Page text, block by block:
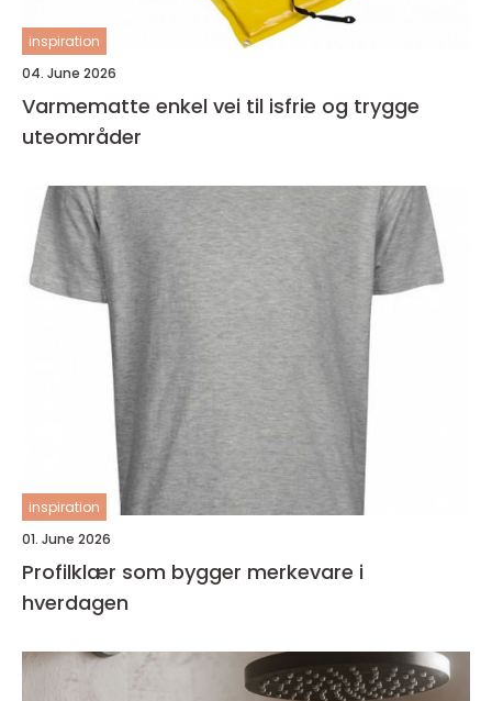
inspiration
04. June 2026
Varmematte enkel vei til isfrie og trygge
uteområder
inspiration
01. June 2026
Profilklær som bygger merkevare i
hverdagen